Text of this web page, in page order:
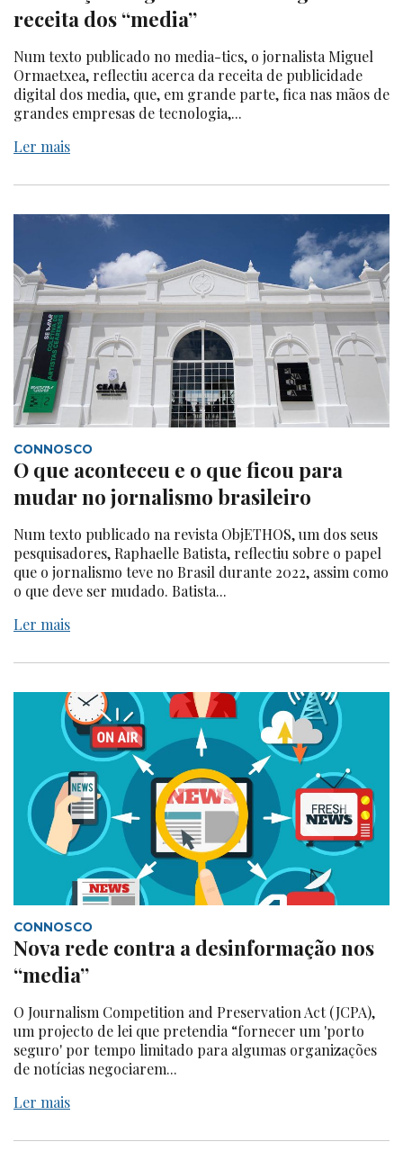
receita dos “media”
Num texto publicado no media-tics, o jornalista Miguel
Ormaetxea, reflectiu acerca da receita de publicidade
digital dos media, que, em grande parte, fica nas mãos de
grandes empresas de tecnologia,...
Ler mais
CONNOSCO
O que aconteceu e o que ficou para
mudar no jornalismo brasileiro
Num texto publicado na revista ObjETHOS, um dos seus
pesquisadores, Raphaelle Batista, reflectiu sobre o papel
que o jornalismo teve no Brasil durante 2022, assim como
o que deve ser mudado. Batista...
Ler mais
CONNOSCO
Nova rede contra a desinformação nos
“media”
O Journalism Competition and Preservation Act (JCPA),
um projecto de lei que pretendia “fornecer um 'porto
seguro' por tempo limitado para algumas organizações
de notícias negociarem...
Ler mais